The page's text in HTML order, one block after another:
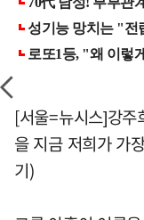
[서울=뉴시스]강
을 지금 저희가 가
기)